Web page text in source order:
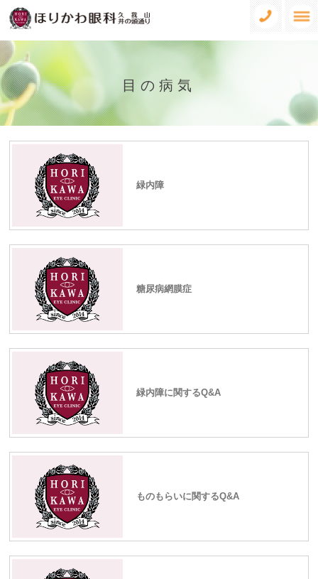
目の病気
緑内障
糖尿病網膜症
緑内障に関するQ&A
ものもらいに関するQ&A